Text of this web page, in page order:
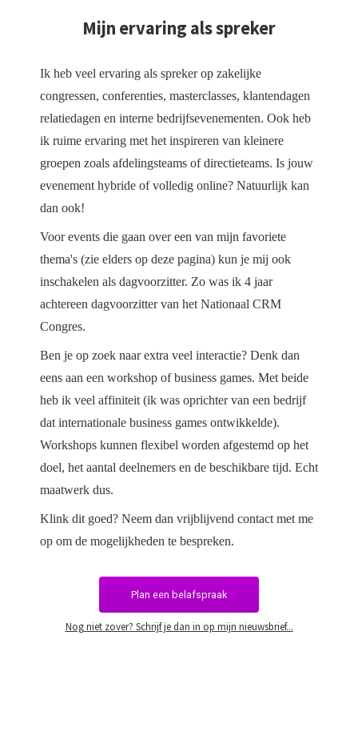
Mijn ervaring als spreker
Ik heb veel ervaring als spreker op zakelijke
congressen, conferenties, masterclasses, klantendagen
relatiedagen en interne bedrijfsevenementen. Ook heb
ik ruime ervaring met het inspireren van kleinere
groepen zoals afdelingsteams of directieteams. Is jouw
evenement hybride of volledig online? Natuurlijk kan
dan ook!
Voor events die gaan over een van mijn favoriete
thema's (zie elders op deze pagina) kun je mij ook
inschakelen als dagvoorzitter. Zo was ik 4 jaar
achtereen dagvoorzitter van het Nationaal CRM
Congres.
Ben je op zoek naar extra veel interactie? Denk dan
eens aan een workshop of business games. Met beide
heb ik veel affiniteit (ik was oprichter van een bedrijf
dat internationale business games ontwikkelde).
Workshops kunnen flexibel worden afgestemd op het
doel, het aantal deelnemers en de beschikbare tijd. Echt
maatwerk dus.
Klink dit goed? Neem dan vrijblijvend contact met me
op om de mogelijkheden te bespreken.
Plan een belafspraak
Nog niet zover? Schrijf je dan in op mijn nieuwsbrief...